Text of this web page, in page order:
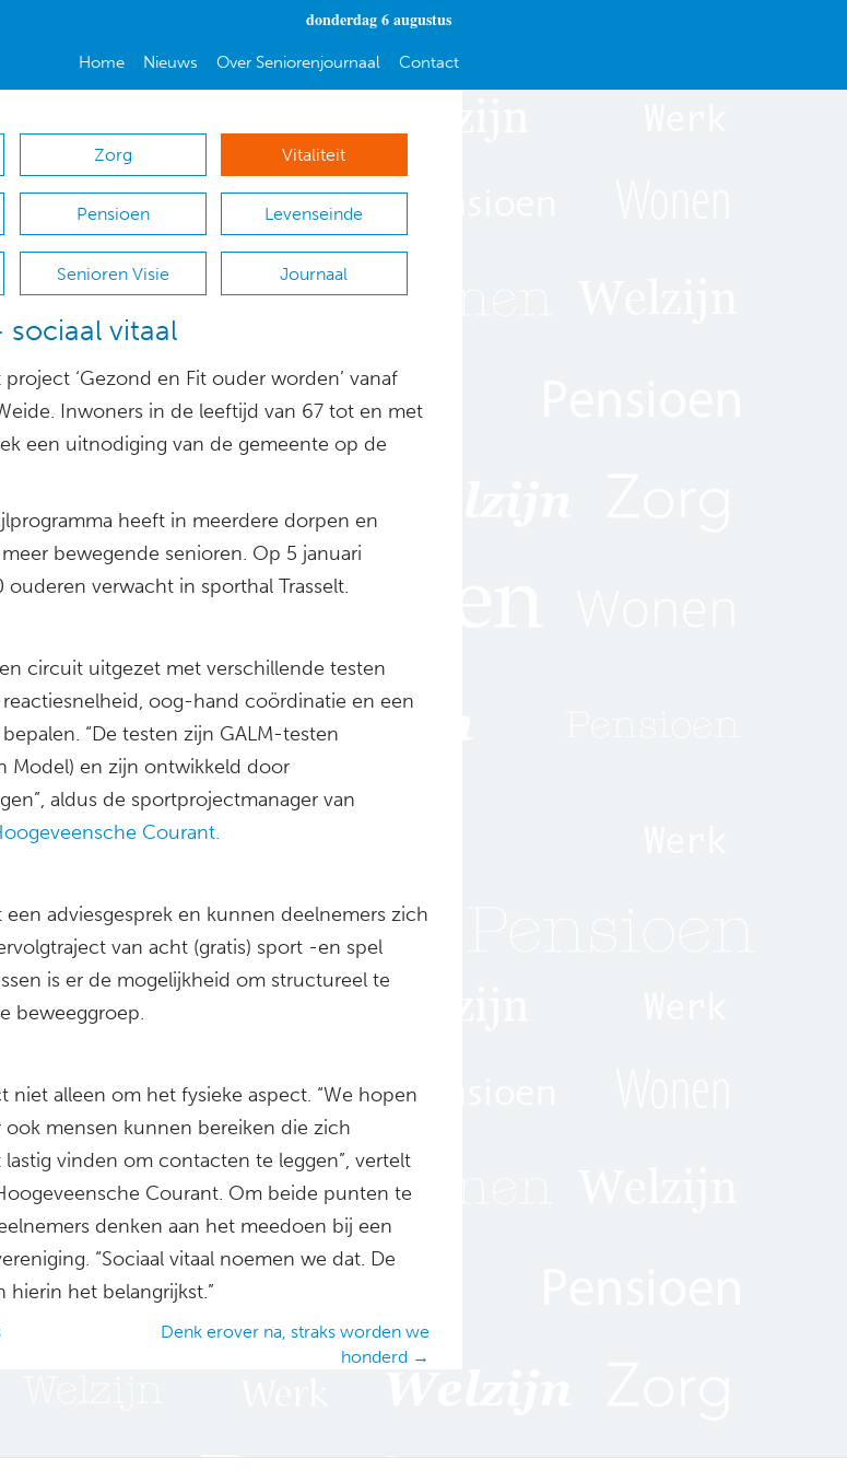
donderdag 6 augustus
Home Nieuws Over Seniorenjournaal Contact
Zorg Vitaliteit
Pensioen Levenseinde
Senioren Visie Journaal
vitaal
‘Gezond en Fit ouder worden’ vanaf
Inwoners in de leeftijd van 67 tot en met
een uitnodiging van de gemeente op de
heeft in meerdere dorpen en
bewegende senioren. Op 5 januari
verwacht in sporthal Trasselt.
circuit uitgezet met verschillende testen
oog-hand coördinatie en een
“De testen zijn GALM-testen
Model) en zijn ontwikkeld door
aldus de sportprojectmanager van
Courant.
adviesgesprek en kunnen deelnemers zich
van acht (gratis) sport -en spel
is er de mogelijkheid om structureel te
beweeggroep.
niet alleen om het fysieke aspect. “We hopen
mensen kunnen bereiken die zich
vinden om contacten te leggen”, vertelt
Courant. Om beide punten te
denken aan het meedoen bij een
“Sociaal vitaal noemen we dat. De
hierin het belangrijkst.”
Denk erover na, straks worden we
honderd →